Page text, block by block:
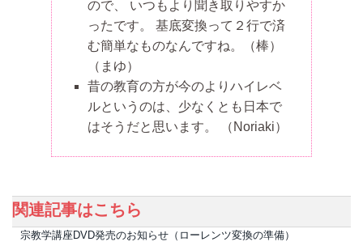
ので、 いつもより聞き取りやすか
ったです。 基底変換って２行で済
む簡単なものなんですね。（棒）
（まゆ）
昔の教育の方が今のよりハイレベ
ルというのは、少なくとも日本で
はそうだと思います。
（Noriaki）
関連記事はこちら
宗教学講座DVD発売のお知らせ（ローレンツ変換の準備）